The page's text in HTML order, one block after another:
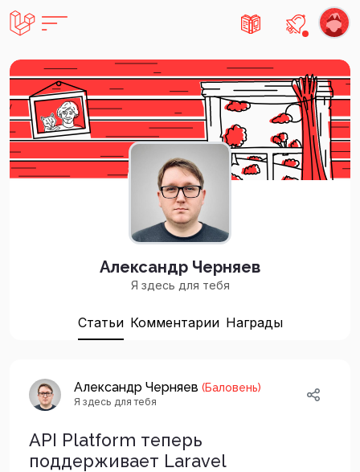
Есть не
Александр Черняев
Я здесь для тебя
Статьи Комментарии Награды
Александр Черняев (Баловень)
Я здесь для тебя
API Platform теперь
поддерживает Laravel